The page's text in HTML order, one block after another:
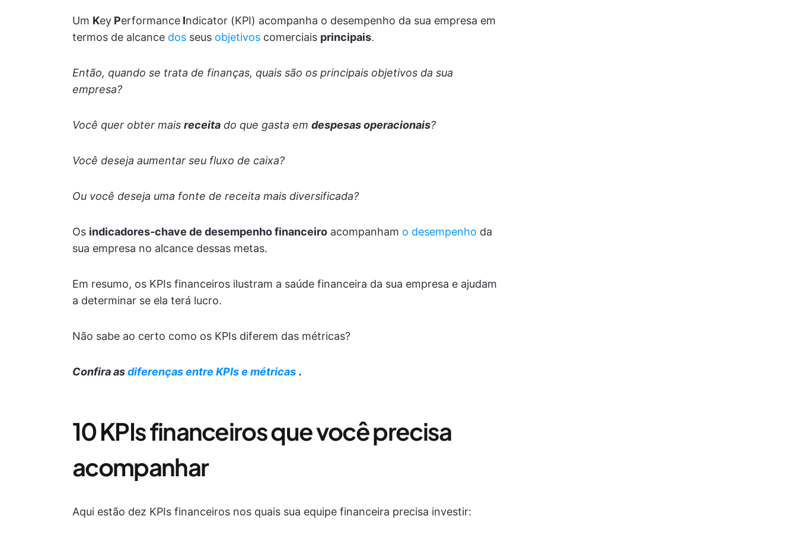
Um Key Performance Indicator (KPI) acompanha o desempenho da sua empresa em
termos de alcance dos seus objetivos comerciais principais.
Então, quando se trata de finanças, quais são os principais objetivos da sua
empresa?
Você quer obter mais receita do que gasta em despesas operacionais?
Você deseja aumentar seu fluxo de caixa?
Ou você deseja uma fonte de receita mais diversificada?
Os indicadores-chave de desempenho financeiro acompanham o desempenho da
sua empresa no alcance dessas metas.
Em resumo, os KPIs financeiros ilustram a saúde financeira da sua empresa e ajudam
a determinar se ela terá lucro.
Não sabe ao certo como os KPIs diferem das métricas?
Confira asdiferenças entre KPIs e métricas .
10 KPIs financeiros que você precisa
acompanhar
Aqui estão dez KPIs financeiros nos quais sua equipe financeira precisa investir: